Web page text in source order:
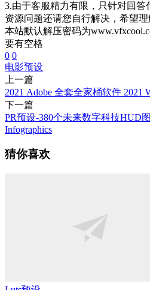
3.由于客服精力有限，只针对回
资源问题还请您自行解决，希望理
本站默认解压密码为
要有空格
0 0
电影预设
上一篇
2021 Adobe 全套全家桶软件 2021
下一篇
PR预设-380个未来数字科技HUD
Infographics
猜你喜欢